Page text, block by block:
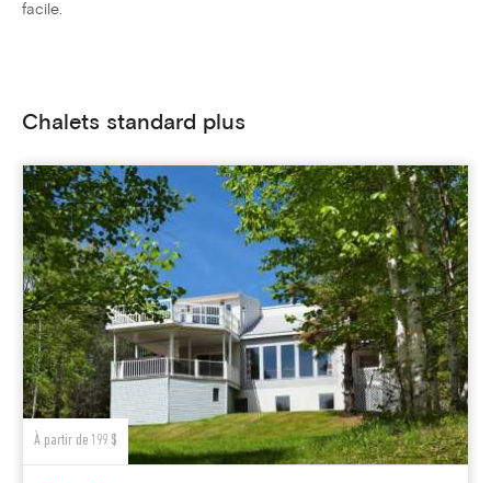
facile.
Chalets standard plus
À partir de 199 $